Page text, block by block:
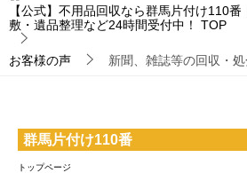
【公式】不用品回収なら群馬片付け110
敷・遺品整理など24時間受付中！
TOP
お客様の声 新聞、雑誌等の回収・
群馬片付け110番
トップページ